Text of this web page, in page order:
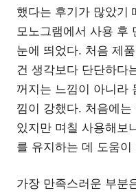
했다는 후기가 많았기
모노그램에서 사용 후
눈에 띄었다. 처음 제
건 생각보다 단단하다
꺼지는 느낌이 아니라
낌이 강했다. 처음에
있지만 며칠 사용해보
를 유지하는 데 도움이
가장 만족스러운 부분